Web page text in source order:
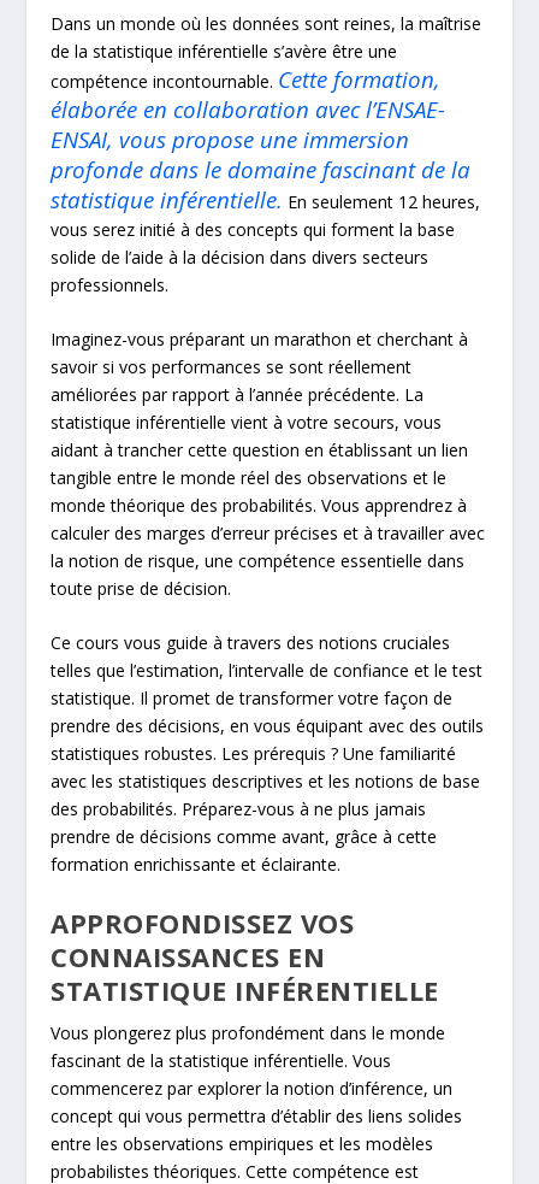
Dans un monde où les données sont reines, la maîtrise
de la statistique inférentielle s’avère être une
compétence incontournable. Cette formation,
élaborée en collaboration avec l’ENSAE-
ENSAI, vous propose une immersion
profonde dans le domaine fascinant de la
statistique inférentielle. En seulement 12 heures,
vous serez initié à des concepts qui forment la base
solide de l’aide à la décision dans divers secteurs
professionnels.
Imaginez-vous préparant un marathon et cherchant à
savoir si vos performances se sont réellement
améliorées par rapport à l’année précédente. La
statistique inférentielle vient à votre secours, vous
aidant à trancher cette question en établissant un lien
tangible entre le monde réel des observations et le
monde théorique des probabilités. Vous apprendrez à
calculer des marges d’erreur précises et à travailler avec
la notion de risque, une compétence essentielle dans
toute prise de décision.
Ce cours vous guide à travers des notions cruciales
telles que l’estimation, l’intervalle de confiance et le test
statistique. Il promet de transformer votre façon de
prendre des décisions, en vous équipant avec des outils
statistiques robustes. Les prérequis ? Une familiarité
avec les statistiques descriptives et les notions de base
des probabilités. Préparez-vous à ne plus jamais
prendre de décisions comme avant, grâce à cette
formation enrichissante et éclairante.
APPROFONDISSEZ VOS
CONNAISSANCES EN
STATISTIQUE INFÉRENTIELLE
Vous plongerez plus profondément dans le monde
fascinant de la statistique inférentielle. Vous
commencerez par explorer la notion d’inférence, un
concept qui vous permettra d’établir des liens solides
entre les observations empiriques et les modèles
probabilistes théoriques. Cette compétence est